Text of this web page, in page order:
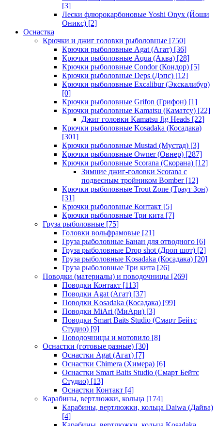
[3]
Лески флюрокарбоновые Yoshi Onyx (Йоши
Оникс) [2]
Оснастка
Крючки и джиг головки рыболовные [750]
Крючки рыболовные Agat (Агат) [36]
Крючки рыболовные Aqua (Аква) [28]
Крючки рыболовные Condor (Кондор) [5]
Крючки рыболовные Deps (Дэпс) [12]
Крючки рыболовные Excalibur (Экскалибур)
[0]
Крючки рыболовные Grifon (Грифон) [1]
Крючки рыболовные Kamatsu (Каматсу) [22]
Джиг головки Kamatsu Jig Heads [22]
Крючки рыболовные Kosadaka (Косадака)
[301]
Крючки рыболовные Mustad (Мустад) [3]
Крючки рыболовные Owner (Овнер) [287]
Крючки рыболовные Scorana (Скорана) [12]
Зимние джиг-головки Scorana с
подвесным тройником Bomber[12]
Крючки рыболовные Trout Zone (Траут Зон)
[31]
Крючки рыболовные Контакт [5]
Крючки рыболовные Три кита [7]
Груза рыболовные [75]
Головки вольфрамовые [21]
Груза рыболовные Банан для отводного [6]
Груза рыболовные Drop shot (Дроп шот) [2]
Груза рыболовные Kosadaka (Косадака) [20]
Груза рыболовные Три кита [26]
Поводки (материалы) и поводочницы [269]
Поводки Контакт [113]
Поводки Agat (Агат) [37]
Поводки Kosadaka (Косадака) [99]
Поводки MiAri (МиАри) [3]
Поводки Smart Baits Studio (Смарт Бейтс
Студио) [9]
Поводочницы и мотовило [8]
Оснастки (готовые разные) [30]
Оснастки Agat (Агат) [7]
Оснастки Chimera (Химера) [6]
Оснастки Smart Baits Studio (Смарт Бейтс
Студио) [13]
Оснастки Контакт [4]
Карабины, вертлюжки, кольца [174]
Карабины, вертлюжки, кольца Daiwa (Дайва)
[4]